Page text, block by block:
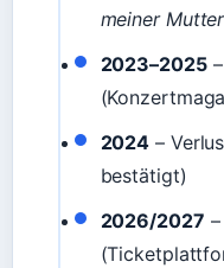
meiner Mutter
2023–2025–
2024 –
bestätigt)
2026/2027